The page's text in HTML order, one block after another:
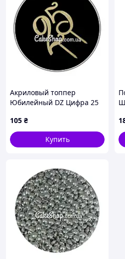
Акриловый топпер
Юбилейный DZ Цифра 25
105 ₴
Купить